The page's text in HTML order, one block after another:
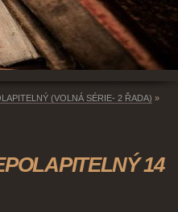
(VOLNÁ SÉRIE- 2 ŘADA) »
14